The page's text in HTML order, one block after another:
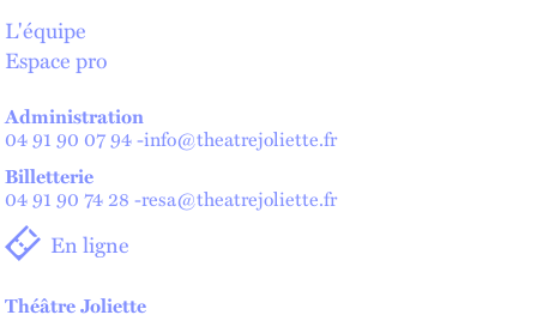
L'équipe
Espace pro
Administration
04 91 90 07 94-info@theatrejoliette.fr
Billetterie
04 91 90 74 28 -resa@theatrejoliette.fr
En ligne
Théâtre Joliette